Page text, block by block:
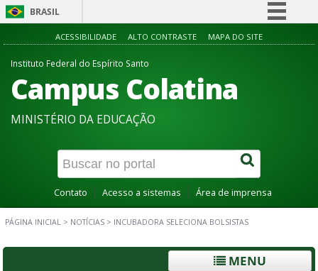
BRASIL
Simplifique!
Acesso à informação
Canais
ACESSIBILIDADE ALTO CONTRASTE MAPA DO SITE
Instituto Federal do Espírito Santo
Campus Colatina
MINISTÉRIO DA EDUCAÇÃO
Contato Acesso a sistemas Área de imprensa
PÁGINA INICIAL > NOTÍCIAS > INCUBADORA SELECIONA BOLSISTAS
MENU